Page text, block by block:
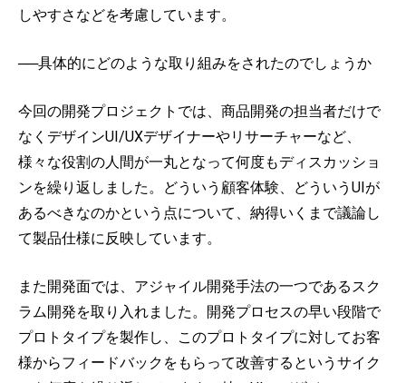
しやすさなどを考慮しています。
──具体的にどのような取り組みをされたのでしょうか
今回の開発プロジェクトでは、商品開発の担当者だけで
なくデザインUI/UXデザイナーやリサーチャーなど、
様々な役割の人間が一丸となって何度もディスカッショ
ンを繰り返しました。どういう顧客体験、どういうUIが
あるべきなのかという点について、納得いくまで議論し
て製品仕様に反映しています。
また開発面では、アジャイル開発手法の一つであるスク
ラム開発を取り入れました。開発プロセスの早い段階で
プロトタイプを製作し、このプロトタイプに対してお客
様からフィードバックをもらって改善するというサイク